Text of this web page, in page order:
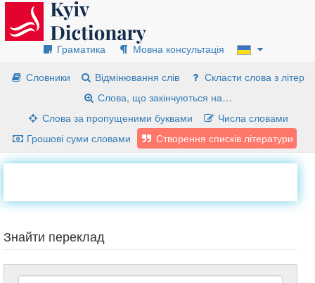
Граматика
Мовна консультація
Словники
Відмінювання слів
Скласти слова з літер
Слова, що закінчуються на…
Слова за пропущеними буквами
Числа словами
Грошові суми словами
Створення списків літератури
Знайти переклад